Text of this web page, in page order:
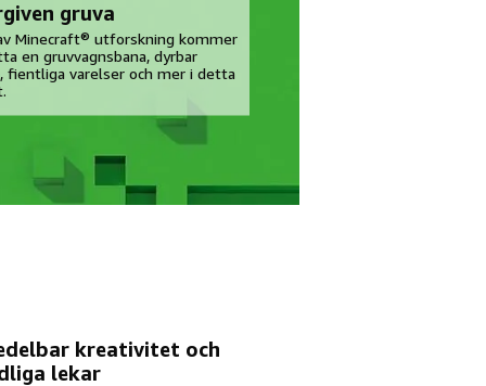
gruva
Minecraft® utforskning kommer
en gruvvagnsbana, dyrbar
fientliga varelser och mer i detta
kreativitet och
lekar